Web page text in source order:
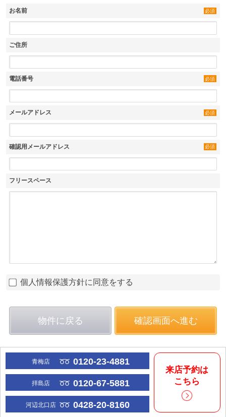
お名前 必須
ご住所
電話番号 必須
メールアドレス 必須
確認用メールアドレス 必須
フリースペース
個人情報保護方針に同意をする
物件に戻る 確認画面へ進む
青梅店 0120-23-4881
拝島店 0120-67-5881
河辺北口店 0428-20-8160
来店予約は
こちら